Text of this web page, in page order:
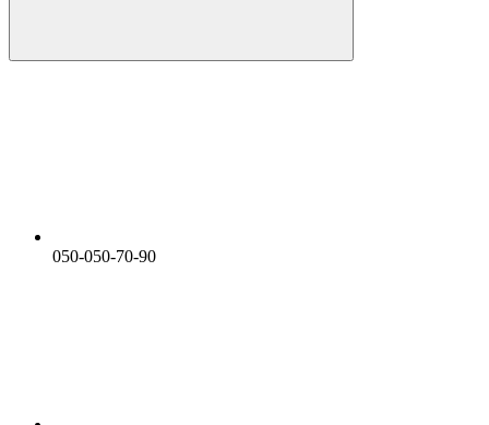
050-050-70-90